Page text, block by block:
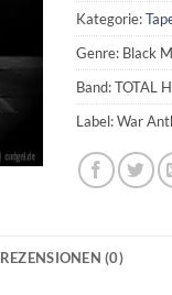
Kategorie:
Genre: Black
Band: TOTAL
Label: War
REZENSIONEN (0)